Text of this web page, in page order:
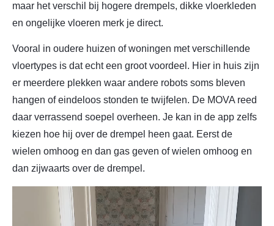
maar het verschil bij hogere drempels, dikke vloerkleden
en ongelijke vloeren merk je direct.
Vooral in oudere huizen of woningen met verschillende
vloertypes is dat echt een groot voordeel. Hier in huis zijn
er meerdere plekken waar andere robots soms bleven
hangen of eindeloos stonden te twijfelen. De MOVA reed
daar verrassend soepel overheen. Je kan in de app zelfs
kiezen hoe hij over de drempel heen gaat. Eerst de
wielen omhoog en dan gas geven of wielen omhoog en
dan zijwaarts over de drempel.
Videospeler